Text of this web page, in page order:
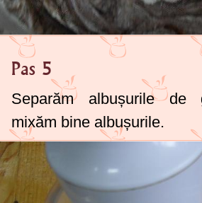
Pas 5
Separăm albușurile de
mixăm bine albușurile.